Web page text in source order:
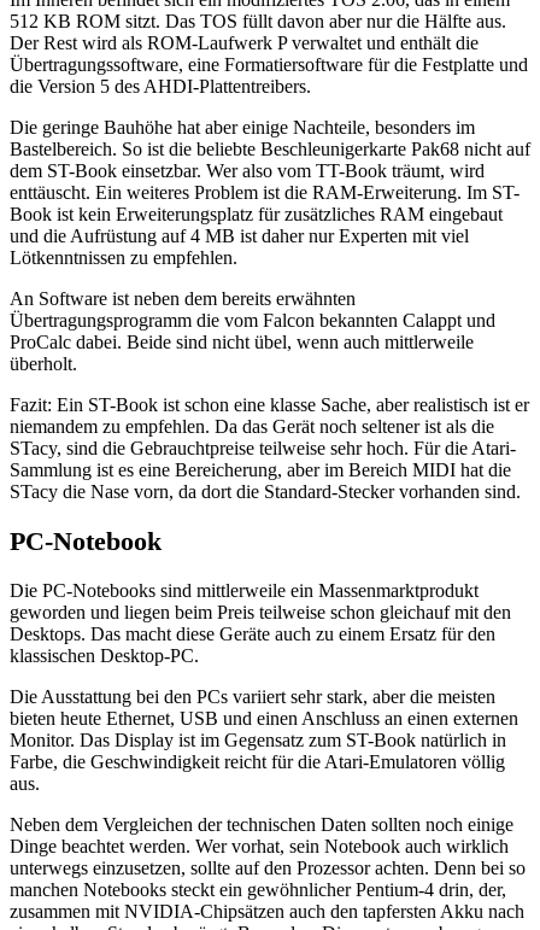
512 KB ROM sitzt. Das TOS füllt davon aber nur die Hälfte aus.
Der Rest wird als ROM-Laufwerk P verwaltet und enthält die
Übertragungssoftware, eine Formatiersoftware für die Festplatte und
die Version 5 des AHDI-Plattentreibers.
Die geringe Bauhöhe hat aber einige Nachteile, besonders im
Bastelbereich. So ist die beliebte Beschleunigerkarte Pak68 nicht auf
dem ST-Book einsetzbar. Wer also vom TT-Book träumt, wird
enttäuscht. Ein weiteres Problem ist die RAM-Erweiterung. Im ST-
Book ist kein Erweiterungsplatz für zusätzliches RAM eingebaut
und die Aufrüstung auf 4 MB ist daher nur Experten mit viel
Lötkenntnissen zu empfehlen.
An Software ist neben dem bereits erwähnten
Übertragungsprogramm die vom Falcon bekannten Calappt und
ProCalc dabei. Beide sind nicht übel, wenn auch mittlerweile
überholt.
Fazit: Ein ST-Book ist schon eine klasse Sache, aber realistisch ist er
niemandem zu empfehlen. Da das Gerät noch seltener ist als die
STacy, sind die Gebrauchtpreise teilweise sehr hoch. Für die Atari-
Sammlung ist es eine Bereicherung, aber im Bereich MIDI hat die
STacy die Nase vorn, da dort die Standard-Stecker vorhanden sind.
PC-Notebook
Die PC-Notebooks sind mittlerweile ein Massenmarktprodukt
geworden und liegen beim Preis teilweise schon gleichauf mit den
Desktops. Das macht diese Geräte auch zu einem Ersatz für den
klassischen Desktop-PC.
Die Ausstattung bei den PCs variiert sehr stark, aber die meisten
bieten heute Ethernet, USB und einen Anschluss an einen externen
Monitor. Das Display ist im Gegensatz zum ST-Book natürlich in
Farbe, die Geschwindigkeit reicht für die Atari-Emulatoren völlig
aus.
Neben dem Vergleichen der technischen Daten sollten noch einige
Dinge beachtet werden. Wer vorhat, sein Notebook auch wirklich
unterwegs einzusetzen, sollte auf den Prozessor achten. Denn bei so
manchen Notebooks steckt ein gewöhnlicher Pentium-4 drin, der,
zusammen mit NVIDIA-Chipsätzen auch den tapfersten Akku nach